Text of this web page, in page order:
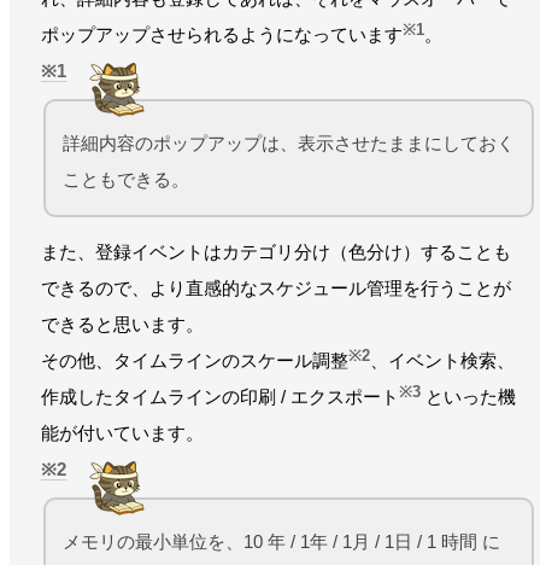
ポップアップさせられるようになっています※1。
1
詳細内容のポップアップは、表示させたままにしておく
こともできる。
また、登録イベントはカテゴリ分け（色分け）することも
できるので、より直感的なスケジュール管理を行うことが
できると思います。
その他、タイムラインのスケール調整※2 、イベント検索、
作成したタイムラインの印刷 / エクスポート ※3 といった機
能が付いています。
2
メモリの最小単位を、10 年 / 1年 / 1月 / 1日 / 1 時間 に